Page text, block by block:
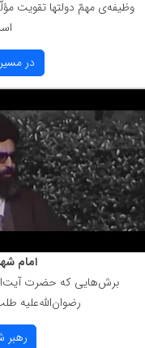
وظیفه‌ی مهمّ دولتها تقویت
در
امام
برش‌هایی كه حضرت
رضوان‌الله‌علیه
رهبر